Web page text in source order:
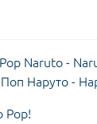
Naruto -
Наруто -
Pop!